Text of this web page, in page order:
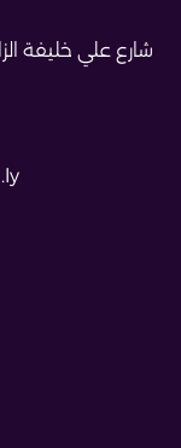
شارع علي خليفة